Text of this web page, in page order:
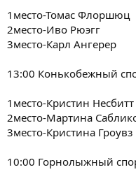
1место-Томас Флоршюц
2место-Иво Рюэгг
3место-Карл Ангерер
13:00 Конькобежный
1место-Кристин Несбитт
2место-Мартина
3место-Кристина Гроувз
10:00 Горнолыжный